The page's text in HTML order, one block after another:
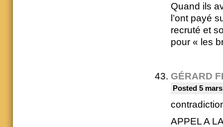
Quand ils
l’ont payé
recruté et
pour « les
GÉRARD
Posted 5
APPEL A